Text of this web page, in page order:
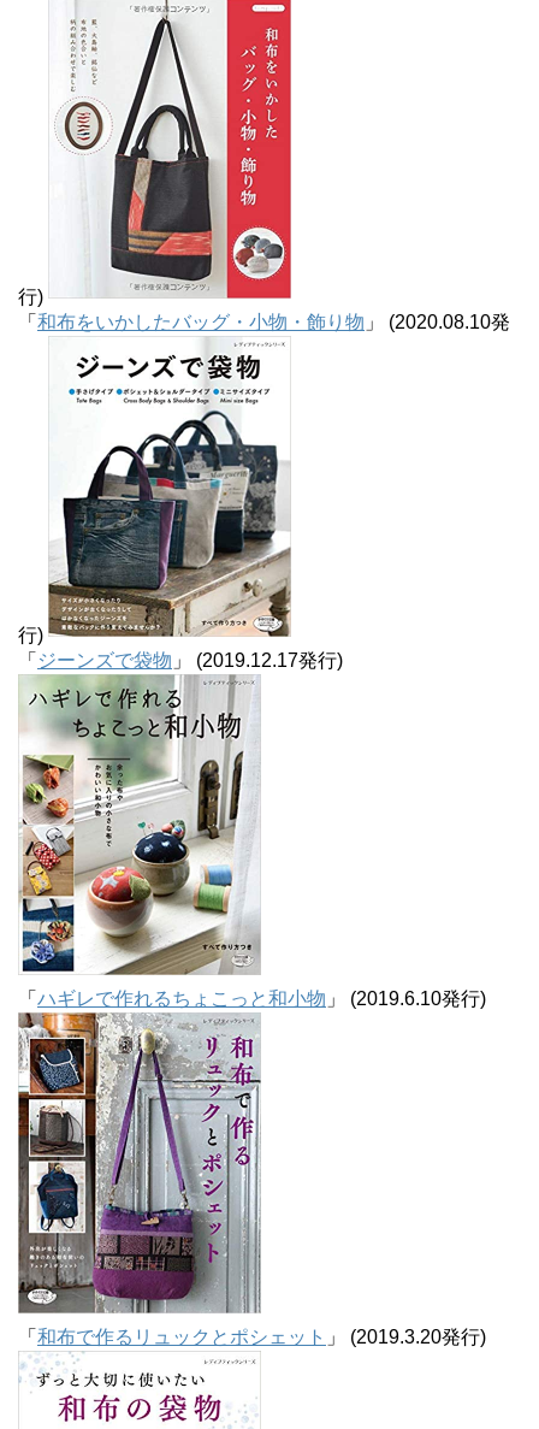
行)
「 和布をいかしたバッグ・小物・飾り物 」 (2020.08.10発
行)
「 ジーンズで袋物 」 (2019.12.17発行)
「 ハギレで作れるちょこっと和小物 」 (2019.6.10発行)
「 和布で作るリュックとポシェット 」 (2019.3.20発行)